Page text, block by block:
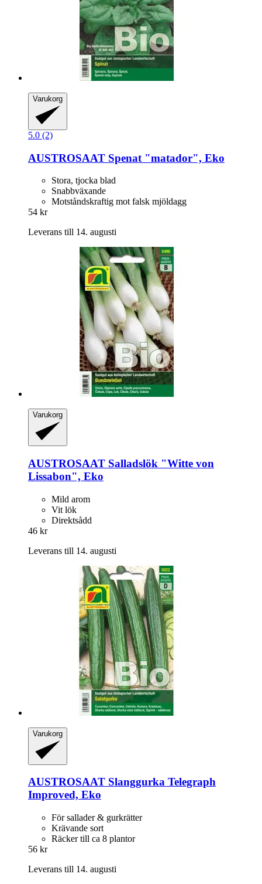
Varukorg
5.0 (2)
AUSTROSAAT Spenat "matador", Eko
Stora, tjocka blad
Snabbväxande
Motståndskraftig mot falsk mjöldagg
54 kr
Leverans till 14. augusti
Varukorg
AUSTROSAAT Salladslök "Witte von
Lissabon", Eko
Mild arom
Vit lök
Direktsådd
46 kr
Leverans till 14. augusti
Varukorg
AUSTROSAAT Slanggurka Telegraph
Improved, Eko
För sallader & gurkrätter
Krävande sort
Räcker till ca 8 plantor
56 kr
Leverans till 14. augusti